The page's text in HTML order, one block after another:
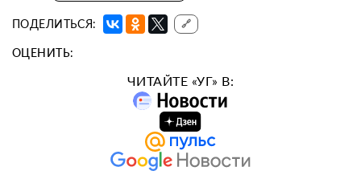
ПОДЕЛИТЬСЯ: 🔗
ОЦЕНИТЬ:
ЧИТАЙТЕ «УГ» В: